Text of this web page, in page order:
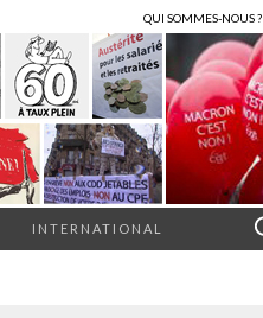
QUI SOMMES-NOUS ?
INTERNATIONAL